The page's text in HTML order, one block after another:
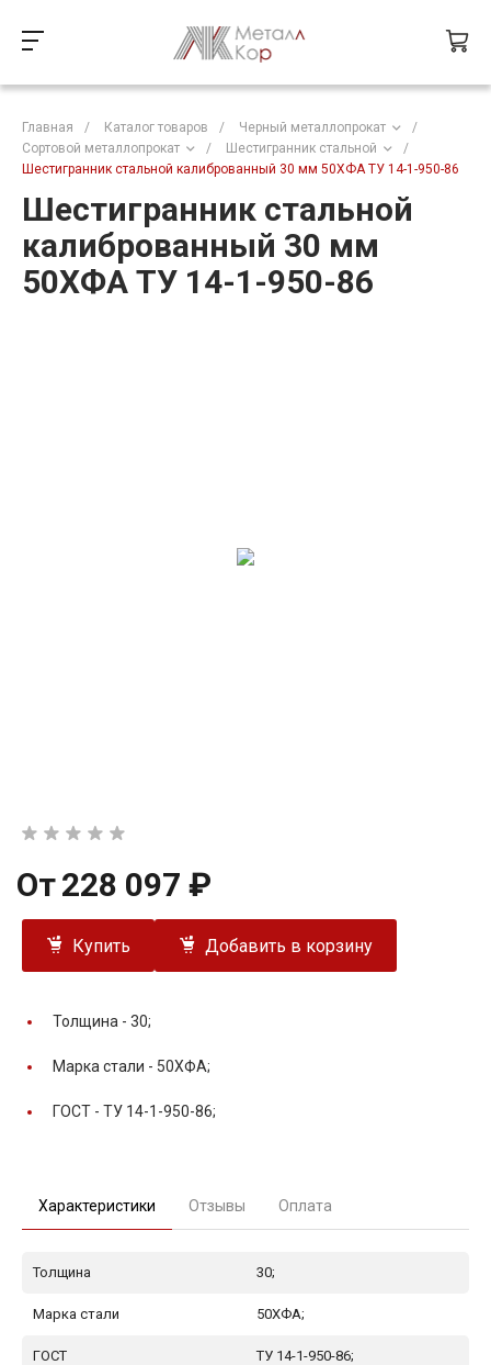
Главная / Каталог товаров / Черный металлопрокат
/
Сортовой металлопрокат
/ Шестигранник стальной
/
Шестигранник стальной калиброванный 30 мм 50ХФА ТУ 14-1-950-86
Шестигранник стальной
калиброванный 30 мм
50ХФА ТУ 14-1-950-86
От228 097 ₽
Купить Добавить в корзину
Толщина - 30;
Марка стали - 50ХФА;
ГОСТ - ТУ 14-1-950-86;
Характеристики Отзывы Оплата
Толщина 30;
Марка стали 50ХФА;
ГОСТ ТУ 14-1-950-86;